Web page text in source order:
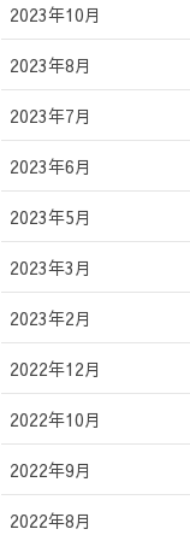
2023年10月
2023年8月
2023年7月
2023年6月
2023年5月
2023年3月
2023年2月
2022年12月
2022年10月
2022年9月
2022年8月